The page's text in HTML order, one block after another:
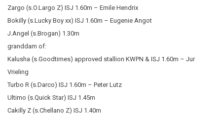
Zargo (s.O.Largo Z) ISJ 1.60m – Emile Hendrix
Bokilly (s.Lucky Boy xx) ISJ 1.60m – Eugenie Angot
J.Angel (s.Brogan) 1.30m
granddam of:
Kalusha (s.Goodtimes) approved stallion KWPN & ISJ 1.60m – Jur
Vrieling
Turbo R (s.Darco) ISJ 1.60m – Peter Lutz
Ultimo (s.Quick Star) ISJ 1.45m
Cakilly Z (s.Chellano Z) ISJ 1.40m